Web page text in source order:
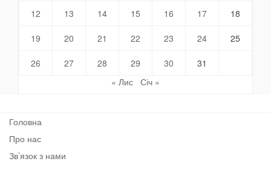
12 13 14 15 16 17 18
19 20 21 22 23 24 25
26 27 28 29 30
31
« Лис Січ »
Головна
Про нас
Зв’язок з нами